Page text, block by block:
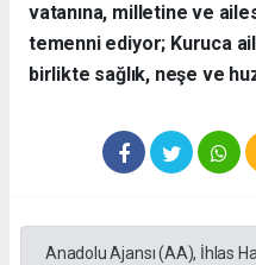
vatanına, milletine ve
temenni ediyor; Kuruca
birlikte sağlık, neşe ve
Anadolu Ajansı (AA), İhlas